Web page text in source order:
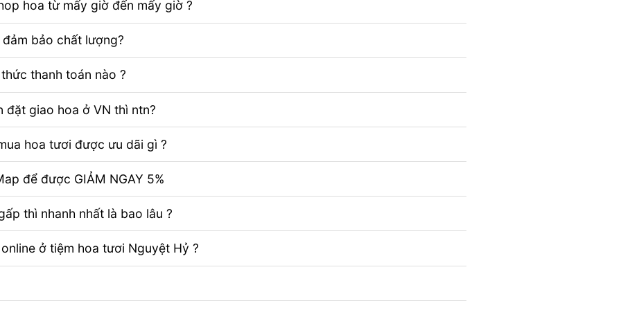
hoa từ mấy giờ đến mấy giờ ?
bảo chất lượng?
thanh toán nào ?
đặt giao hoa ở VN thì ntn?
hoa tươi được ưu dãi gì ?
để được GIẢM NGAY 5%
thì nhanh nhất là bao lâu ?
ở tiệm hoa tươi Nguyệt Hỷ ?